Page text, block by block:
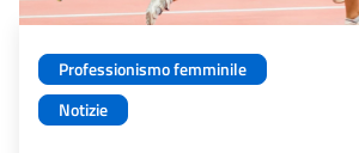
Professionismo femminile
Notizie